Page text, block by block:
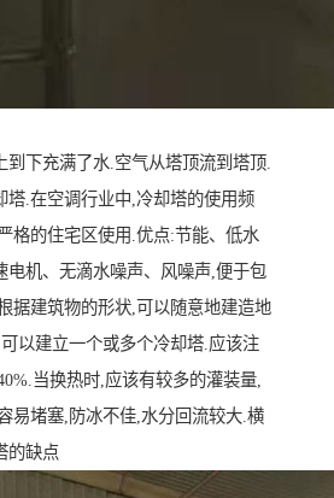
到下充满了水.空气从塔顶流到塔顶.
塔.在空调行业中,冷却塔的使用频
格的住宅区使用.优点:节能、低水
电机、无滴水噪声、风噪声,便于包
据建筑物的形状,可以随意地建造地
以建立一个或多个冷却塔.应该注
当换热时,应该有较多的灌装量,
易堵塞,防冰不佳,水分回流较大.横
的缺点